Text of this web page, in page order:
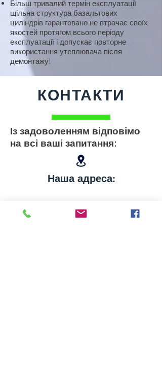
Більш тривалий термін експлуатації
щільна структура базальтових
циліндрів гарантовано не втрачає своїх
якостей протягом всього періоду
експлуатації і допускає повторне
використання утеплювача після
демонтажу!
КОНТАКТИ
Із задоволенням відповімо
на всі ваші запитання:
Наша адреса: